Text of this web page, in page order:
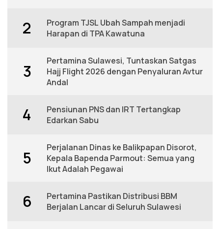
2
Program TJSL Ubah Sampah menjadi
Harapan di TPA Kawatuna
3
Pertamina Sulawesi, Tuntaskan Satgas
Hajj Flight 2026 dengan Penyaluran Avtur
Andal
4
Pensiunan PNS dan IRT Tertangkap
Edarkan Sabu
5
Perjalanan Dinas ke Balikpapan Disorot,
Kepala Bapenda Parmout: Semua yang
Ikut Adalah Pegawai
6
Pertamina Pastikan Distribusi BBM
Berjalan Lancar di Seluruh Sulawesi